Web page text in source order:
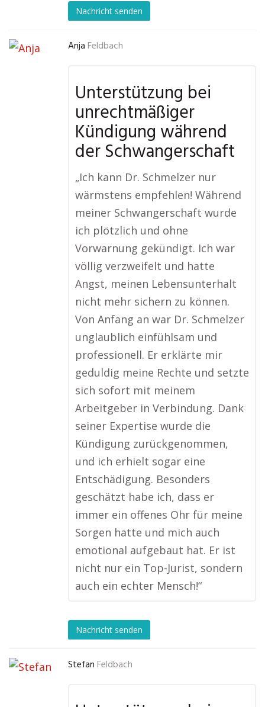
Nachricht senden
Anja Feldbach
Unterstützung bei
unrechtmäßiger
Kündigung während
der Schwangerschaft
„Ich kann Dr. Schmelzer nur
wärmstens empfehlen! Während
meiner Schwangerschaft wurde
ich plötzlich und ohne
Vorwarnung gekündigt. Ich war
völlig verzweifelt und hatte
Angst, meinen Lebensunterhalt
nicht mehr sichern zu können.
Von Anfang an war Dr. Schmelzer
unglaublich einfühlsam und
professionell. Er erklärte mir
geduldig meine Rechte und setzte
sich sofort mit meinem
Arbeitgeber in Verbindung. Dank
seiner Expertise wurde die
Kündigung zurückgenommen,
und ich erhielt sogar eine
Entschädigung. Besonders
geschätzt habe ich, dass er
immer ein offenes Ohr für meine
Sorgen hatte und mich auch
emotional aufgebaut hat. Er ist
nicht nur ein Top-Jurist, sondern
auch ein echter Mensch!“
Nachricht senden
Stefan Feldbach